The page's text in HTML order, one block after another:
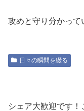
攻めと守り分かって
日々の瞬間を綴る
シェア大歓迎です！